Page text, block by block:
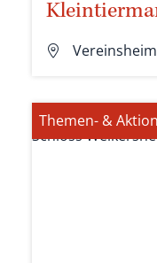
Themen- &